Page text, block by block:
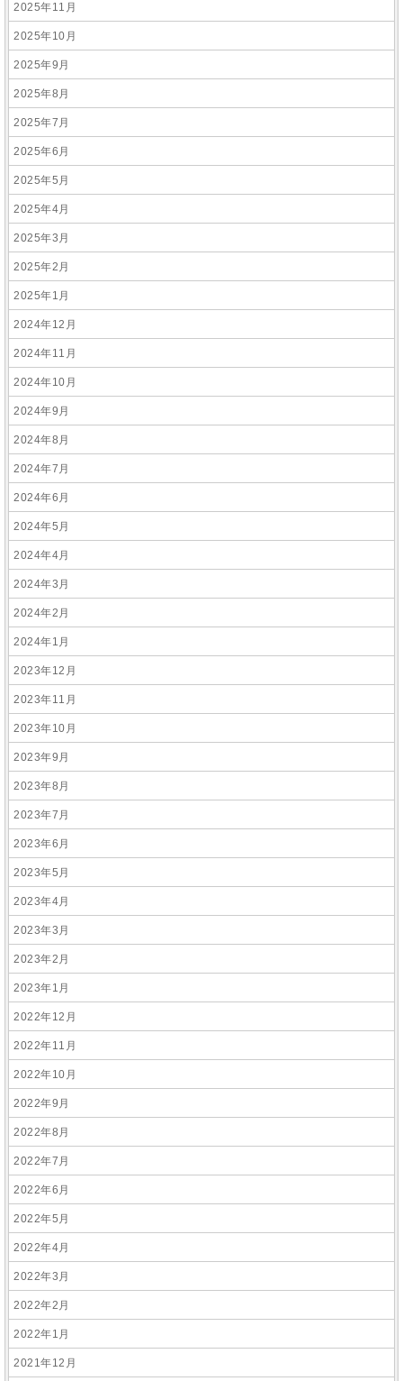
2025年11月
2025年10月
2025年9月
2025年8月
2025年7月
2025年6月
2025年5月
2025年4月
2025年3月
2025年2月
2025年1月
2024年12月
2024年11月
2024年10月
2024年9月
2024年8月
2024年7月
2024年6月
2024年5月
2024年4月
2024年3月
2024年2月
2024年1月
2023年12月
2023年11月
2023年10月
2023年9月
2023年8月
2023年7月
2023年6月
2023年5月
2023年4月
2023年3月
2023年2月
2023年1月
2022年12月
2022年11月
2022年10月
2022年9月
2022年8月
2022年7月
2022年6月
2022年5月
2022年4月
2022年3月
2022年2月
2022年1月
2021年12月